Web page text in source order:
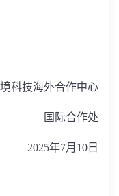
科技海外合作中心
国际合作处
2025年7月 10 日